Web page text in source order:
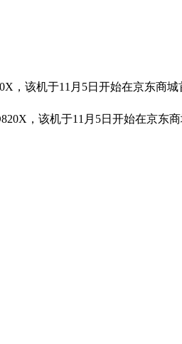
，该机于11月5日开始在京东商
，该机于11月5日开始在京东